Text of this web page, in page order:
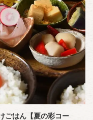
ごはん【夏の彩コー